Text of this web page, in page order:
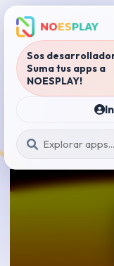
Sos
Suma tus apps a
NOESPLAY!